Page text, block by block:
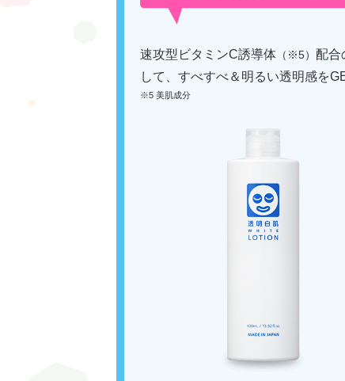
速攻型ビタミンC誘導体 （※5） 配合
して、すべすべ＆明るい透明感を
※5 美肌成分